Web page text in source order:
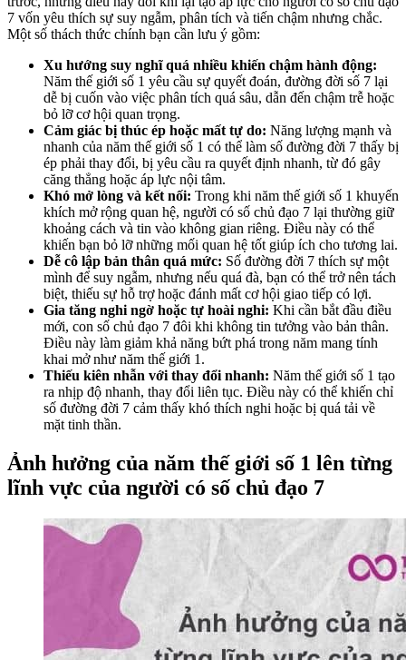
7 vốn yêu thích sự suy ngẫm, phân tích và tiến chậm nhưng chắc.
Một số thách thức chính bạn cần lưu ý gồm:
Xu hướng suy nghĩ quá nhiều khiến chậm hành động:
Năm thế giới số 1 yêu cầu sự quyết đoán, đường đời số 7 lại
dễ bị cuốn vào việc phân tích quá sâu, dẫn đến chậm trễ hoặc
bỏ lỡ cơ hội quan trọng.
Cảm giác bị thúc ép hoặc mất tự do: Năng lượng mạnh và
nhanh của năm thế giới số 1 có thể làm số đường đời 7 thấy bị
ép phải thay đổi, bị yêu cầu ra quyết định nhanh, từ đó gây
căng thẳng hoặc áp lực nội tâm.
Khó mở lòng và kết nối: Trong khi năm thế giới số 1 khuyến
khích mở rộng quan hệ, người có số chủ đạo 7 lại thường giữ
khoảng cách và tin vào không gian riêng. Điều này có thể
khiến bạn bỏ lỡ những mối quan hệ tốt giúp ích cho tương lai.
Dễ cô lập bản thân quá mức: Số đường đời 7 thích sự một
mình để suy ngẫm, nhưng nếu quá đà, bạn có thể trở nên tách
biệt, thiếu sự hỗ trợ hoặc đánh mất cơ hội giao tiếp có lợi.
Gia tăng nghi ngờ hoặc tự hoài nghi: Khi cần bắt đầu điều
mới, con số chủ đạo 7 đôi khi không tin tưởng vào bản thân.
Điều này làm giảm khả năng bứt phá trong năm mang tính
khai mở như năm thế giới 1.
Thiếu kiên nhẫn với thay đổi nhanh: Năm thế giới số 1 tạo
ra nhịp độ nhanh, thay đổi liên tục. Điều này có thể khiến chỉ
số đường đời 7 cảm thấy khó thích nghi hoặc bị quá tải về
mặt tinh thần.
Ảnh hưởng của năm thế giới số 1 lên từng
lĩnh vực của người có số chủ đạo 7